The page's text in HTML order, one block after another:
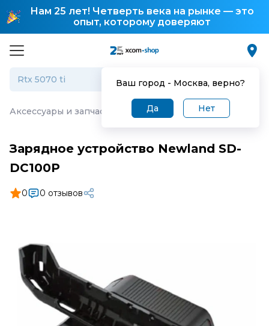
Нам 25 лет! Четверть века на рынке — это
опыт, которому доверяют
Ваш город - Москва, верно?
Да Нет
Аксессуары и запчасти для торгового оборудования
Зарядное устройство Newland SD-
DC100P
0 0 отзывов